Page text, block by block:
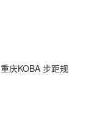
重庆KOBA 步距规